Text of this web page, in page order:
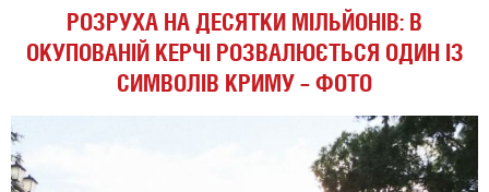
РОЗРУХА НА ДЕСЯТКИ МІЛЬЙОНІВ: В
ОКУПОВАНІЙ КЕРЧІ РОЗВАЛЮЄТЬСЯ ОДИН ІЗ
СИМВОЛІВ КРИМУ – ФОТО